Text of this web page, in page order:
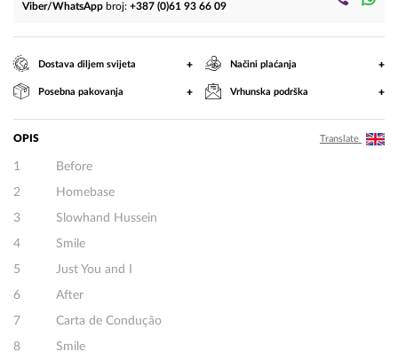
Viber/WhatsApp broj: +387 (0)61 93 66 09
Dostava diljem svijeta + Načini plaćanja +
Posebna pakovanja + Vrhunska podrška +
OPIS Translate
1 Before
2 Homebase
3 Slowhand Hussein
4 Smile
5 Just You and I
6 After
7 Carta de Condução
8 Smile